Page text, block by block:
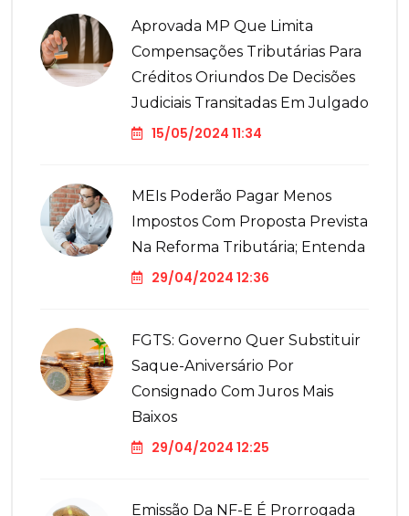
Aprovada MP Que Limita
Compensações Tributárias Para
Créditos Oriundos De Decisões
Judiciais Transitadas Em Julgado
15/05/2024 11:34
MEIs Poderão Pagar Menos
Impostos Com Proposta Prevista
Na Reforma Tributária; Entenda
29/04/2024 12:36
FGTS: Governo Quer Substituir
Saque-Aniversário Por
Consignado Com Juros Mais
Baixos
29/04/2024 12:25
Emissão Da NF-E É Prorrogada